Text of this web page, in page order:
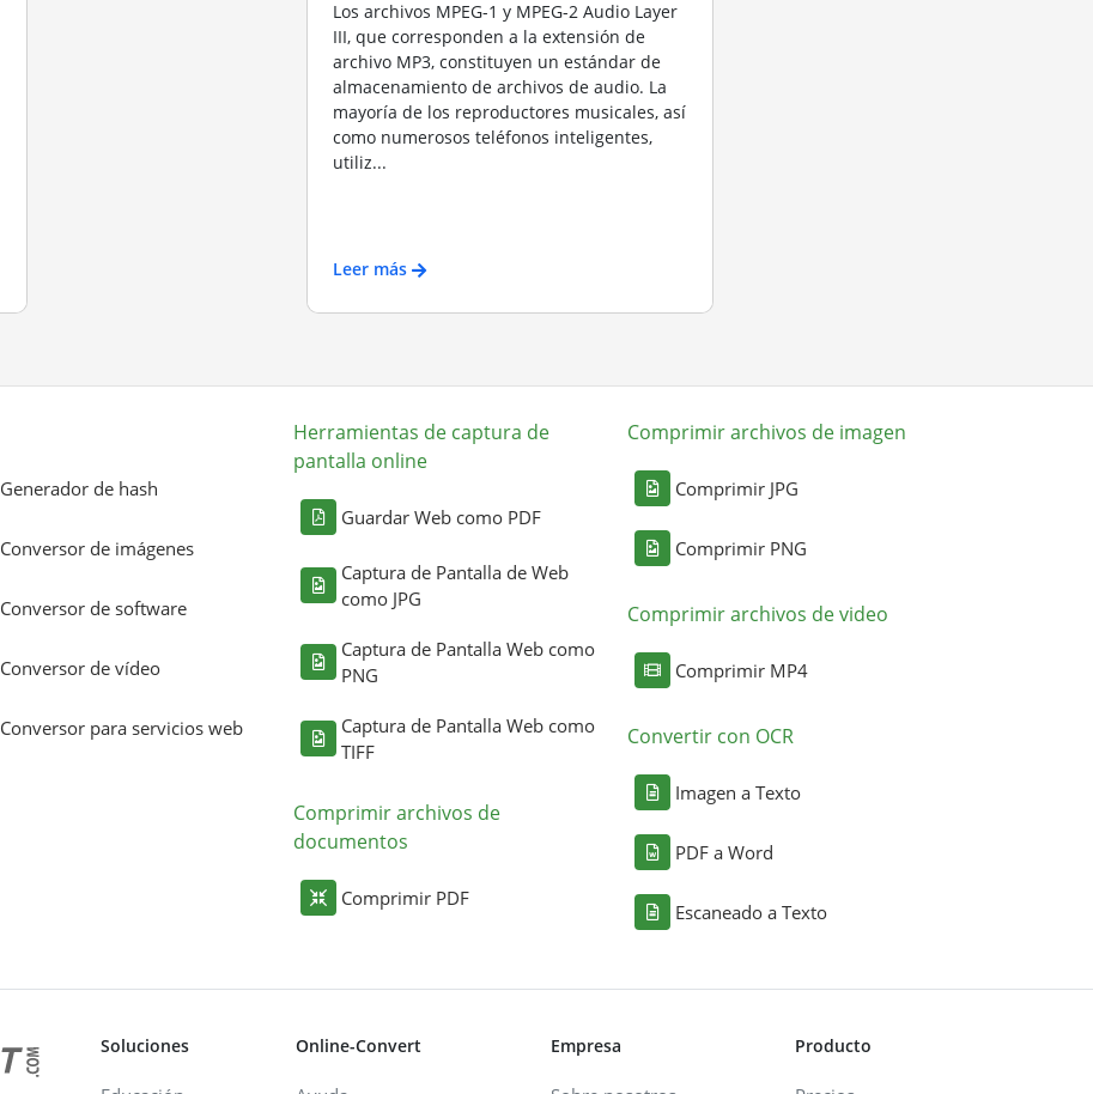
Los archivos MPEG-1 y MPEG-2 Audio Layer
III, que corresponden a la extensión de
archivo MP3, constituyen un estándar de
almacenamiento de archivos de audio. La
mayoría de los reproductores musicales, así
como numerosos teléfonos inteligentes,
utiliz...
Leer más
Generador de hash
Conversor de imágenes
Conversor de software
Conversor de vídeo
Conversor para servicios web
Herramientas de captura de
pantalla online
Guardar Web como PDF
Captura de Pantalla de Web
como JPG
Captura de Pantalla Web como
PNG
Captura de Pantalla Web como
TIFF
Comprimir archivos de
documentos
Comprimir PDF
Comprimir archivos de imagen
Comprimir JPG
Comprimir PNG
Comprimir archivos de video
Comprimir MP4
Convertir con OCR
Imagen a Texto
PDF a Word
Escaneado a Texto
Soluciones Online-Convert Empresa Producto